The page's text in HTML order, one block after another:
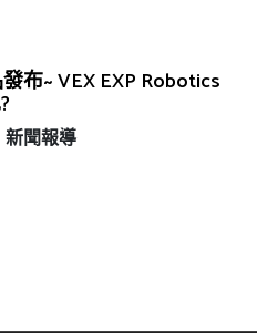
布~ VEX EXP Robotics
新聞報導